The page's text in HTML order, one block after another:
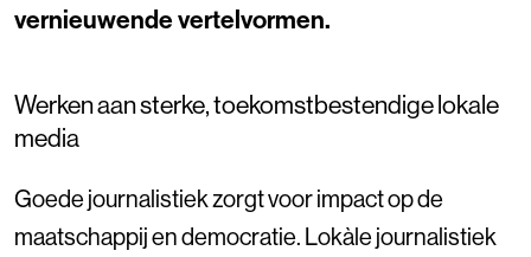
vernieuwende vertelvormen.
Werken aan sterke, toekomstbestendige lokale
media
Goede journalistiek zorgt voor impact op de
maatschappij en democratie. Lokàle journalistiek